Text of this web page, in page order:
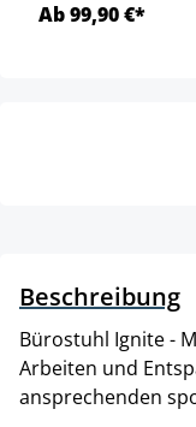
Ab 99,90 €*
Beschreibung
Bürostuhl Ignite -
Arbeiten und
ansprechenden